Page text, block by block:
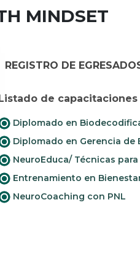
MINDSET
REGISTRO DE
de
Diplomado en
Diplomado en Gerencia
NeuroEduca/ Técnicas
Entrenamiento en
NeuroCoaching con PNL